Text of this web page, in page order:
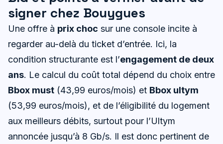
signer chez Bouygues
Une offre à prix choc sur une console incite à
regarder au-delà du ticket d’entrée. Ici, la
condition structurante est l’engagement de deux
ans. Le calcul du coût total dépend du choix entre
Bbox must (43,99 euros/mois) et Bbox ultym
(53,99 euros/mois), et de l’éligibilité du logement
aux meilleurs débits, surtout pour l’Ultym
annoncée jusqu’à 8 Gb/s. Il est donc pertinent de